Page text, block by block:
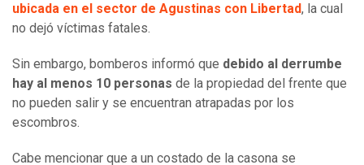
ubicada en el sector de Agustinas con Libertad, la cual
no dejó víctimas fatales.
Sin embargo, bomberos informó que debido al derrumbe
hay al menos 10 personas de la propiedad del frente que
no pueden salir y se encuentran atrapadas por los
escombros.
Cabe mencionar que a un costado de la casona se